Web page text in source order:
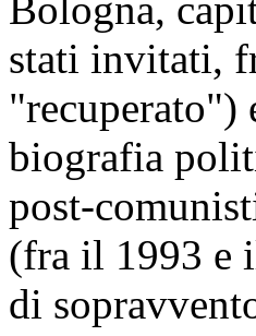
stati invitati,
"recuperato")
biografia
post-
(fra il 1993 e
di